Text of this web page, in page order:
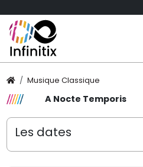
Musique Classique
A Nocte Temporis
Les dates